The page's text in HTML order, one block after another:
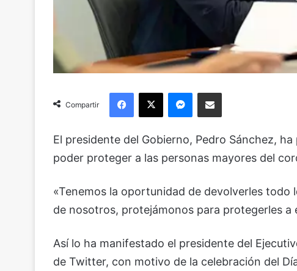
Compartir
Facebook
X Messenger
Compartir via Email
El presidente del Gobierno, Pedro Sánchez,
poder proteger a las personas mayores del
«Tenemos la oportunidad de devolverles
de nosotros, protejámonos para protegerles a
Así lo ha manifestado el presidente del
de Twitter, con motivo de la celebración del